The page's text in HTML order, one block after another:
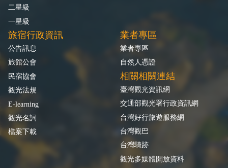
二星級
一星級
旅宿行政資訊
公告訊息
旅館公會
民宿協會
觀光法規
E-learning
觀光名詞
檔案下載
業者專區
業者專區
自然人憑證
相關相關連結
臺灣觀光資訊網
交通部觀光署行政資訊網
台灣好行旅遊服務網
台灣觀巴
台灣騎跡
觀光多媒體開放資料